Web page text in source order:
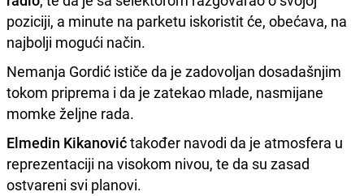
poziciji, a minute na parketu iskoristit će, obećava, na
najbolji mogući način.
Nemanja Gordić ističe da je zadovoljan dosadašnjim
tokom priprema i da je zatekao mlade, nasmijane
momke željne rada.
Elmedin Kikanovićtakođer navodi da je atmosfera u
reprezentaciji na visokom nivou, te da su zasad
ostvareni svi planovi.